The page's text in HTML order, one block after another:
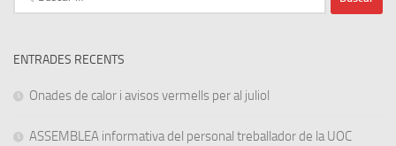
ENTRADES RECENTS
Onades de calor i avisos vermells per al juliol
ASSEMBLEA informativa del personal treballador de la UOC